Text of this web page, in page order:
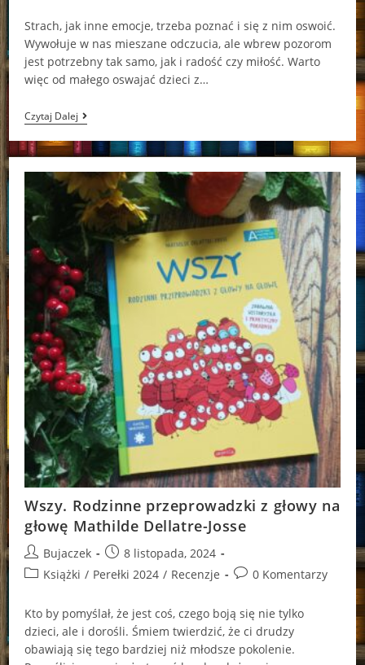
Strach, jak inne emocje, trzeba poznać i się z nim oswoić.
Wywołuje w nas mieszane odczucia, ale wbrew pozorom
jest potrzebny tak samo, jak i radość czy miłość. Warto
więc od małego oswajać dzieci z…
Czytaj DalejStraszne
Historie
Altea
Villa
(opracowanie)
Wszy. Rodzinne przeprowadzki z głowy na
głowę Mathilde Dellatre-Josse
Post
author:
Bujaczek
Post
published:
8 listopada, 2024
PostKsiążki / Perełki 2024 / Recenzje
Post0 Komentarzy
Kto by pomyślał, że jest coś, czego boją się nie tylko
dzieci, ale i dorośli. Śmiem twierdzić, że ci drudzy
obawiają się tego bardziej niż młodsze pokolenie.